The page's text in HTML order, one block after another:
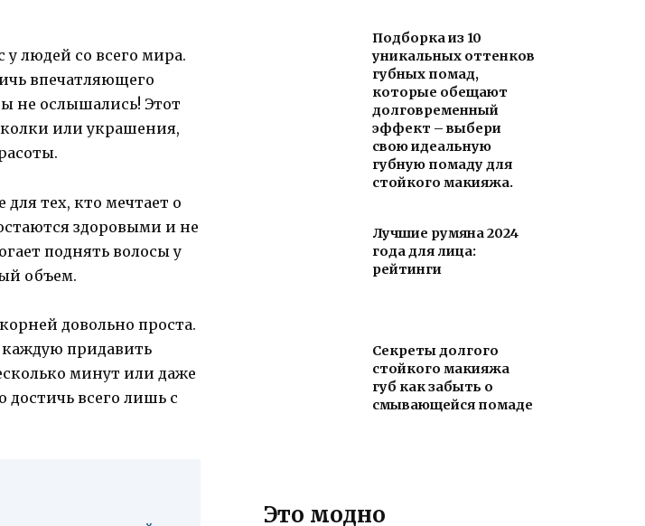
у людей со всего мира.
впечатляющего
не ослышались! Этот
или украшения,
тех, кто мечтает о
здоровыми и не
поднять волосы у
объем.
довольно проста.
каждую придавить
минут или даже
всего лишь с
Подборка из 10
уникальных оттенков
губных помад,
которые обещают
долговременный
эффект – выбери
свою идеальную
губную помаду для
стойкого макияжа.
Лучшие румяна 2024
года для лица:
рейтинги
Секреты долгого
стойкого макияжа
губ как забыть о
смывающейся помаде
Это модно